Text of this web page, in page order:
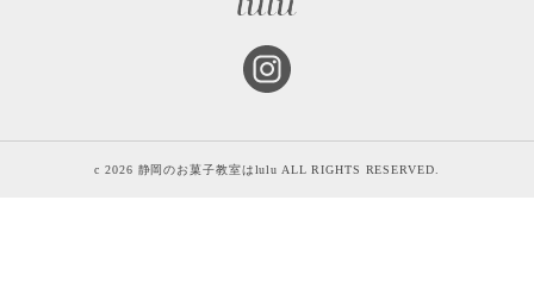
c 2026 静岡のお菓子教室はlulu ALL RIGHTS RESERVED.